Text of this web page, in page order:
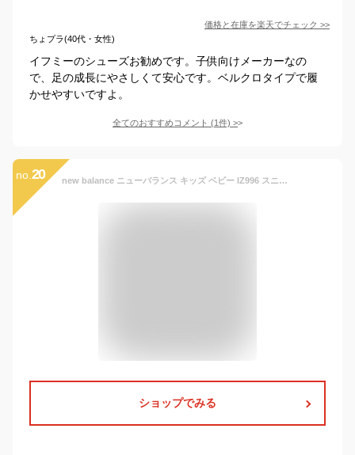
価格と在庫を楽天でチェック >>
ちょプラ(40代・女性)
イフミーのシューズお勧めです。子供向けメーカーなの
で、足の成長にやさしくて安心です。ベルクロタイプで履
かせやすいですよ。
全てのおすすめコメント (1件) >
no. 20 new balance ニューバランス キッズ ベビー IZ996 スニーカー 靴 ジュニア セカンドシューズ 子供靴 子供用 赤ちゃん ベビーシューズ こどもぐつ くつ 人気 送料無料 IZ996BK3 ブラック
ショップでみる